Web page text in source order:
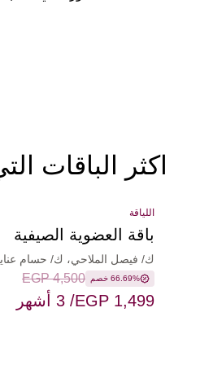
اكثر الباقات
اللياقة
باقة العضوية الصيفية
ك/ فيصل الملاحي، ك/ حسام
إمام، د/ أحمد اللاوندي، د/ أحمد
الله هريدي، د/ محمد المغني، د/
66.69% خصم EGP 4,500
EGP 1,499/ 3 أشهر